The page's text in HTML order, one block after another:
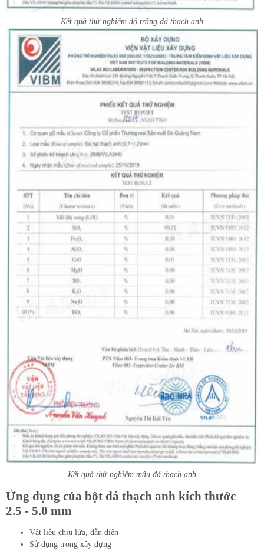
Kết quả thử nghiệm độ trắng đá thạch anh
Kết quả thử nghiệm mẫu đá thạch anh
Ứng dụng của bột đá thạch anh kích thước
2.5 - 5.0 mm
Vật liệu chịu lửa, dẫn điện
Sử dụng trong xây dựng